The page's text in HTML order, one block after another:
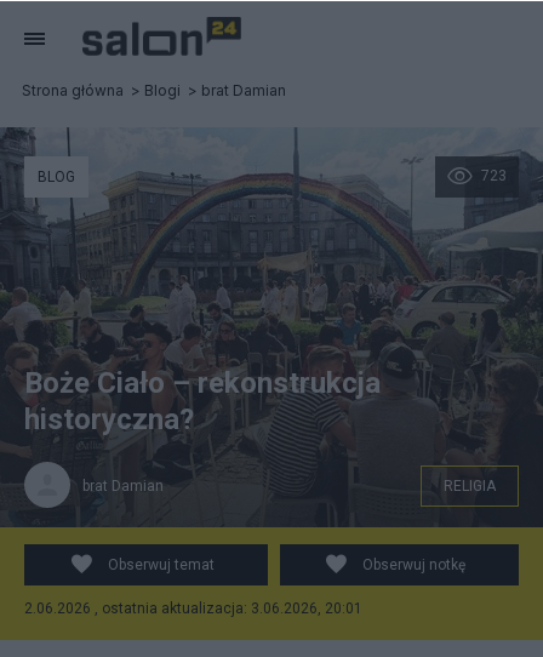
Strona główna Blogi brat Damian
723
BLOG
Boże Ciało – rekonstrukcja
historyczna?
brat Damian RELIGIA
Obserwuj temat Obserwuj notkę
2.06.2026 , ostatnia aktualizacja: 3.06.2026, 20:01